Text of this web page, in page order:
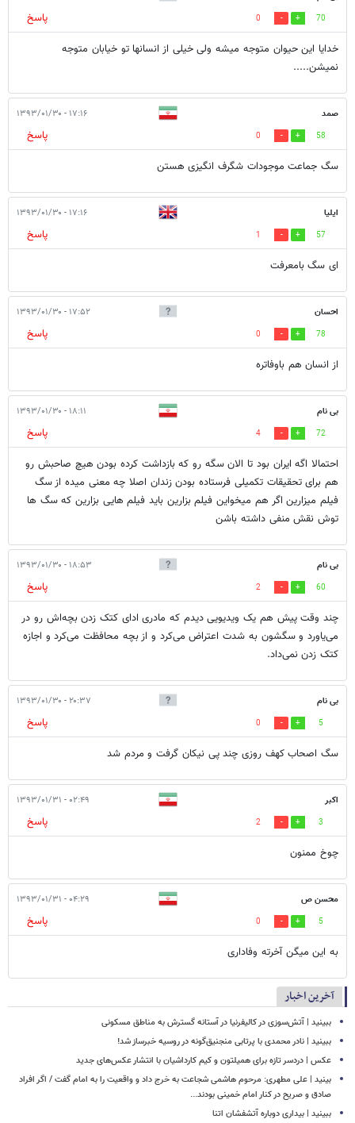
70
0
پاسخ
خدایا این حیوان متوجه میشه ولی خیلی از انسانها تو خیابان متوجه
نمیشن.....
صمد ۱۷:۱۶ - ۱۳۹۳/۰۱/۳۰
58
0
پاسخ
سگ جماعت موجودات شگرف انگیزی هستن
ایلیا ۱۷:۱۶ - ۱۳۹۳/۰۱/۳۰
57
1
پاسخ
ای سگ بامعرفت
احسان ۱۷:۵۲ - ۱۳۹۳/۰۱/۳۰
78
0
پاسخ
از انسان هم باوفاتره
بی نام ۱۸:۱۱ - ۱۳۹۳/۰۱/۳۰
72
4
پاسخ
احتمالا اگه ایران بود تا الان سگه رو که بازداشت کرده بودن هیچ صاحبش رو
هم برای تحقیقات تکمیلی فرستاده بودن زندان اصلا چه معنی میده از سگ
فیلم میزارین اگر هم میخواین فیلم بزارین باید فیلم هایی بزارین که سگ ها
توش نقش منفی داشته باشن
بی نام ۱۸:۵۳ - ۱۳۹۳/۰۱/۳۰
60
2
پاسخ
چند وقت پیش هم یک ویدیویی دیدم که مادری ادای کتک زدن بچه‌اش رو در
می‌یاورد و سگشون به شدت اعتراض می‌کرد و از بچه محافظت می‌کرد و اجازه
کتک زدن نمی‌داد.
بی نام ۲۰:۳۷ - ۱۳۹۳/۰۱/۳۰
5
0
پاسخ
سگ اصحاب کهف روزی چند پی نیکان گرفت و مردم شد
اکبر ۰۲:۴۹ - ۱۳۹۳/۰۱/۳۱
3
2
پاسخ
چوخ ممنون
محسن ص ۰۴:۲۹ - ۱۳۹۳/۰۱/۳۱
5
0
پاسخ
به این میگن آخرته وفاداری
آخرین اخبار
ببینید | آتش‌سوزی در کالیفرنیا در آستانه گسترش به مناطق مسکونی
ببینید | نادر محمدی با پرتابی منجنیق‌گونه در روسیه خبرساز شد!
عکس | دردسر تازه برای همیلتون و کیم کارداشیان با انتشار عکس‌های جدید
بینید | علی مطهری: مرحوم هاشمی شجاعت به خرج داد و واقعیت را به امام گفت / اگر افراد
صادق و صریح در کنار امام خمینی بودند...
ببینید | بیداری دوباره آتشفشان اتنا